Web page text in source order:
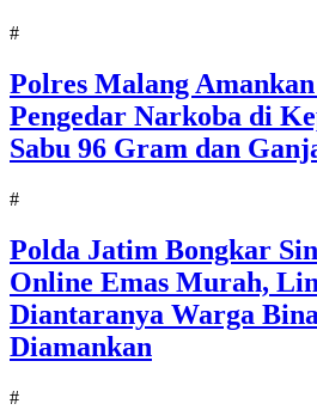
#
Polres Malang
Pengedar Narkoba di
Sabu 96 Gram dan
#
Polda Jatim Bongkar
Online Emas Murah,
Diantaranya Warga
Diamankan
#